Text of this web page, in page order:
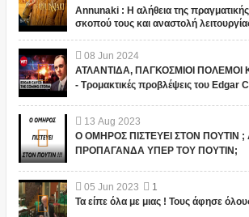
Annunaki : Η αλήθεια της
σκοπού τους και αναστολή
08 Jun 2024
ΑΤΛΑΝΤΙΔΑ, ΠΑΓΚΟΣΜΙΟΙ
- Τρομακτικές προβλέψεις του Edgar
13 Aug 2023
Ο ΟΜΗΡΟΣ ΠΙΣΤΕΥΕΙ ΣΤΟΝ ΠΟΥΤΙΝ
ΠΡΟΠΑΓΑΝΔΑ ΥΠΕΡ ΤΟΥ ΠΟΥΤΙΝ;
05 Jun 2023
1
Τα είπε όλα με μιας ! Τους άφησε